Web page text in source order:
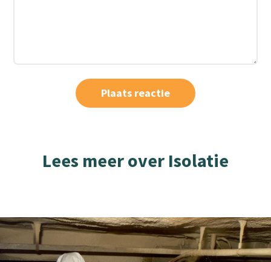
Lees meer over Isolatie